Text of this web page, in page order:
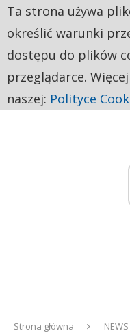
Strona główna NEWS
Ta strona używa
określić warunki
dostępu do plików
przeglądarce.
naszej: Polityce